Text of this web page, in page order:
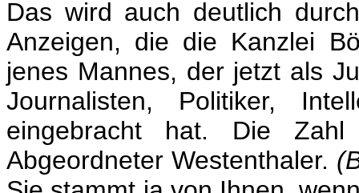
Das wird auch deutlich
Anzeigen, die die Kanzlei
jenes Mannes, der jetzt als
Journalisten, Politiker,
eingebracht hat. Die
Abgeordneter Westenthaler.